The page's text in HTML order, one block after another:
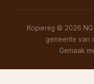
Kopiereg © 2026
gemeente van
Gemaak